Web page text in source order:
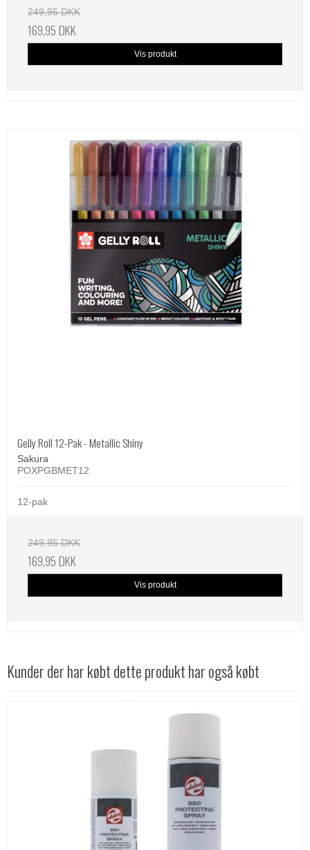
249,95 DKK
169,95 DKK
Vis produkt
Gelly Roll 12-Pak - Metallic Shiny
Sakura
POXPGBMET12
12-pak
249,95 DKK
169,95 DKK
Vis produkt
Kunder der har købt dette produkt har også købt